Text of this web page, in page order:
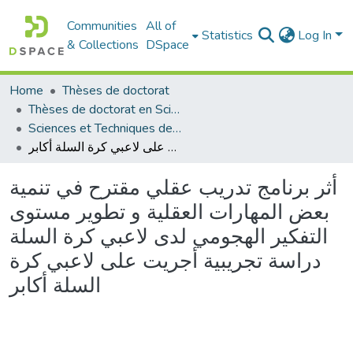
Communities
& Collections
All of
DSpace
Statistics Log In
Home
Thèses de doctorat
Thèses de doctorat en Sciences
Sciences et Techniques des Activités Physiques et Sportives - التربية البدنية و الرياضية
أثر برنامج تدريب عقلي مقترح في تنمية بعض المهارات العقلية و تطوير مستوى التفكير الهجومي لدى لاعبي كرة السلة دراسة تجريبية أجريت على لاعبي كرة السلة أكابر
أثر برنامج تدريب عقلي مقترح في تنمية
بعض المهارات العقلية و تطوير مستوى
التفكير الهجومي لدى لاعبي كرة السلة
دراسة تجريبية أجريت على لاعبي كرة
السلة أكابر